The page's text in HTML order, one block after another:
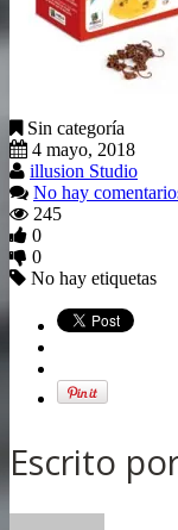
Sin categoría
4 mayo, 2018
illusion Studio
No hay
245
0
0
No hay etiquetas
Escrito